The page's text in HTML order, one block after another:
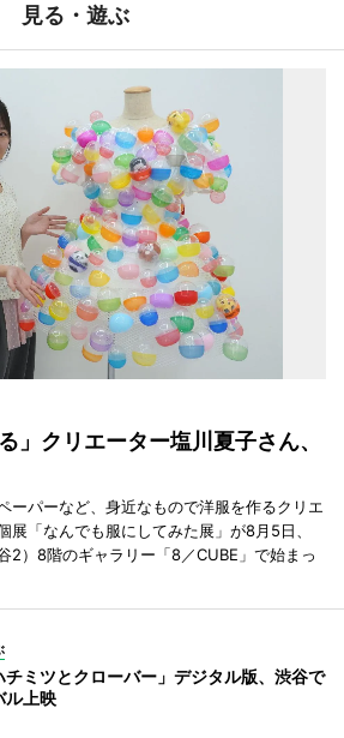
見る・遊ぶ
」クリエーター塩川夏子さん、
ーパーなど、身近なもので洋服を作るクリエ
展「なんでも服にしてみた展」が8月5日、
2）8階のギャラリー「8／CUBE」で始まっ
チミツとクローバー」デジタル版、渋谷で
ル上映